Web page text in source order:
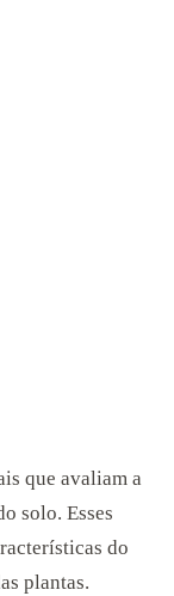
que avaliam a
solo. Esses
do
plantas.